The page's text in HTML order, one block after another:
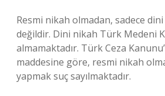
Resmi nikah olmadan, sadece
değildir. Dini nikah Türk Medeni
almamaktadır. Türk Ceza
maddesine göre, resmi nikah
yapmak suç sayılmaktadır.